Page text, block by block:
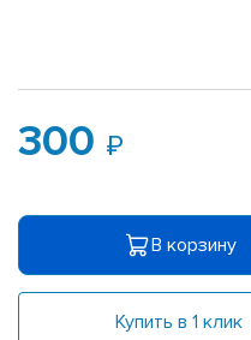
300
В корзину
Купить в 1 клик